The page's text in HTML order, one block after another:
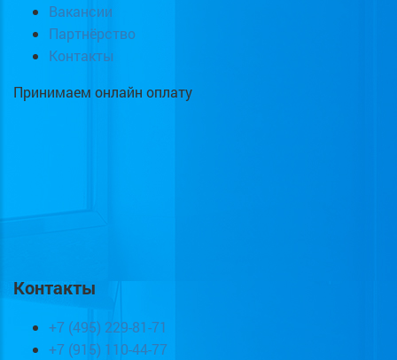
Вакансии
Партнёрство
Контакты
Принимаем онлайн оплату
Контакты
+7 (495) 229-81-71
+7 (915) 110-44-77